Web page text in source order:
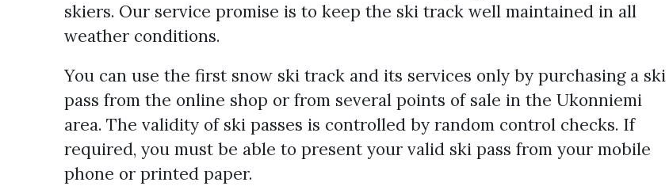
skiers. Our service promise is to keep the ski track well maintained in all
weather conditions.
You can use the first snow ski track and its services only by purchasing a ski
pass from the online shop or from several points of sale in the Ukonniemi
area. The validity of ski passes is controlled by random control checks. If
required, you must be able to present your valid ski pass from your mobile
phone or printed paper.